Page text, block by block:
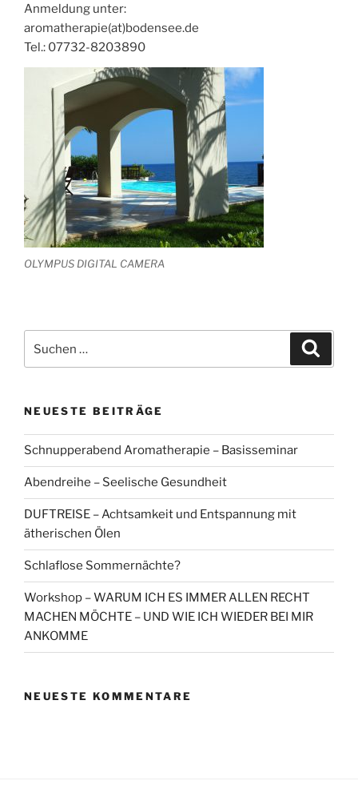
Anmeldung unter:
aromatherapie(at)bodensee.de
Tel.: 07732-8203890
OLYMPUS DIGITAL CAMERA
nach:
NEUESTE BEITRÄGE
Schnupperabend Aromatherapie – Basisseminar
Abendreihe – Seelische Gesundheit
DUFTREISE – Achtsamkeit und Entspannung mit
ätherischen Ölen
Schlaflose Sommernächte?
Workshop – WARUM ICH ES IMMER ALLEN RECHT
MACHEN MÖCHTE – UND WIE ICH WIEDER BEI MIR
ANKOMME
NEUESTE KOMMENTARE